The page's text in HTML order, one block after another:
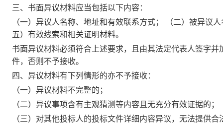
三、书面异议材料应当包括以下内容：
（一）异议人名称、地址和有效联系方式； （二）被异议
五）有效线索和相关证明材料。
书面异议材料必须符合上述要求，且由其法定代表人签字
件，否则不予接收。
四、异议材料有下列情形的亦不予接收：
（一）异议材料不完整的；
（二）异议事项含有主观猜测等内容且无充分有效证据的；
（三）对其他投标人的投标文件详细内容异议，无法提供合